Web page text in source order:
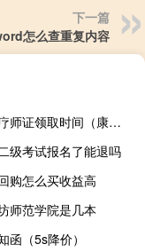
下一篇
怎么查重复内容
康复治疗师证领取时间（康复治疗师证）
级考试报名了能退吗
购怎么买收益高
师范学院是几本
函（5s降价）